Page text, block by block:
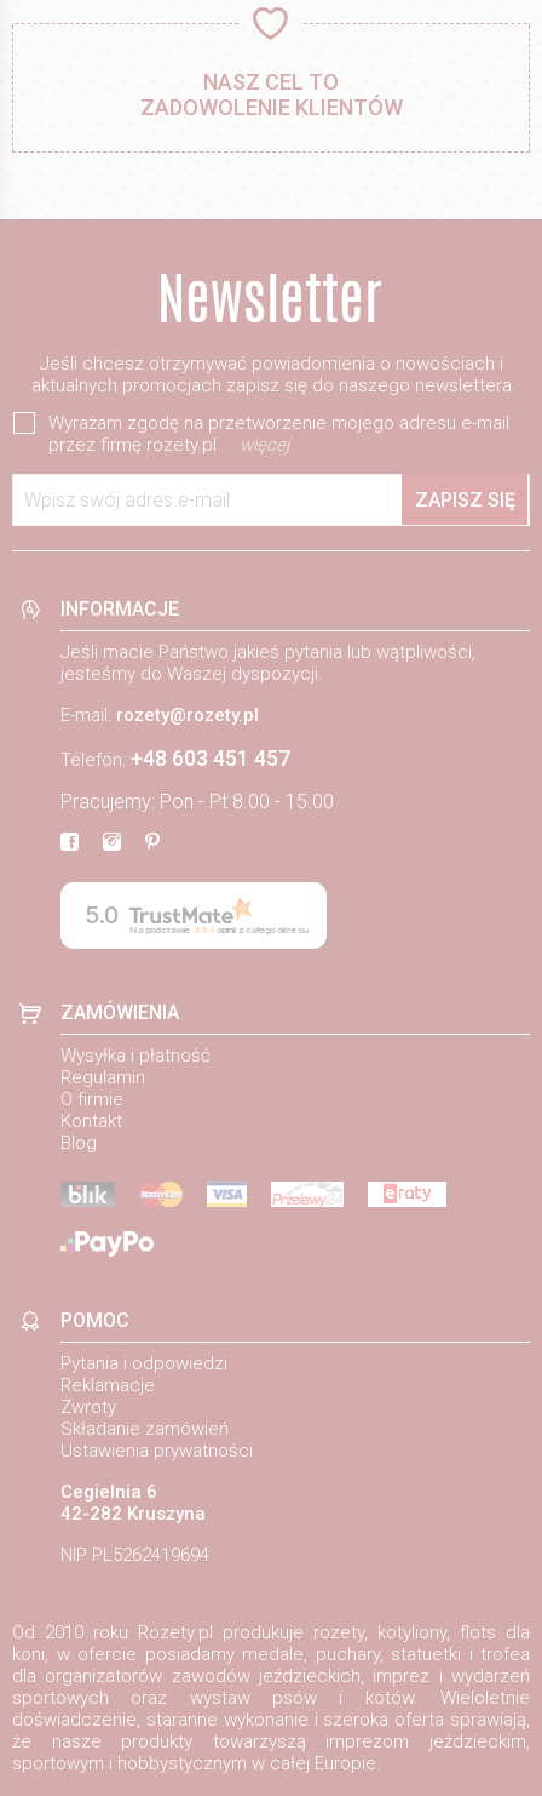
NASZ CEL TO
ZADOWOLENIE KLIENTÓW
Jeśli chcesz otrzymywać powiadomienia o nowościach i
aktualnych promocjach zapisz się do naszego newslettera
Wyrażam zgodę na przetworzenie mojego adresu e-mail
przez firmę rozety.pl
więcej
Wpisz swój adres e-mail ZAPISZ SIĘ
INFORMACJE
Jeśli macie Państwo jakieś pytania lub wątpliwości,
jesteśmy do Waszej dyspozycji.
E-mail: rozety@rozety.pl
Telefon: +48 603 451 457
Pracujemy: Pon - Pt 8.00 - 15.00
5.0
Na podstawie 884opinii z całego okresu
ZAMÓWIENIA
Wysyłka i płatność
Regulamin
O firmie
Kontakt
Blog
POMOC
Pytania i odpowiedzi
Reklamacje
Zwroty
Składanie zamówień
Ustawienia prywatności
Cegielnia 6
42-282 Kruszyna
NIP PL5262419694
Od 2010 roku Rozety.pl produkuje rozety, kotyliony, flots dla
koni, w ofercie posiadamy medale, puchary, statuetki i trofea
dla organizatorów zawodów jeździeckich, imprez i wydarzeń
sportowych oraz wystaw psów i kotów. Wieloletnie
doświadczenie, staranne wykonanie i szeroka oferta sprawiają,
że nasze produkty towarzyszą imprezom jeździeckim,
sportowym i hobbystycznym w całej Europie.